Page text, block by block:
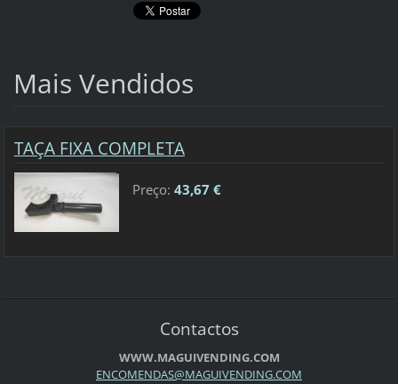
Mais Vendidos
TAÇA FIXA COMPLETA
Preço: 43,67 €
Contactos
WWW.MAGUIVENDING.COM
ENCOMENDAS@MAGUIVENDING.COM